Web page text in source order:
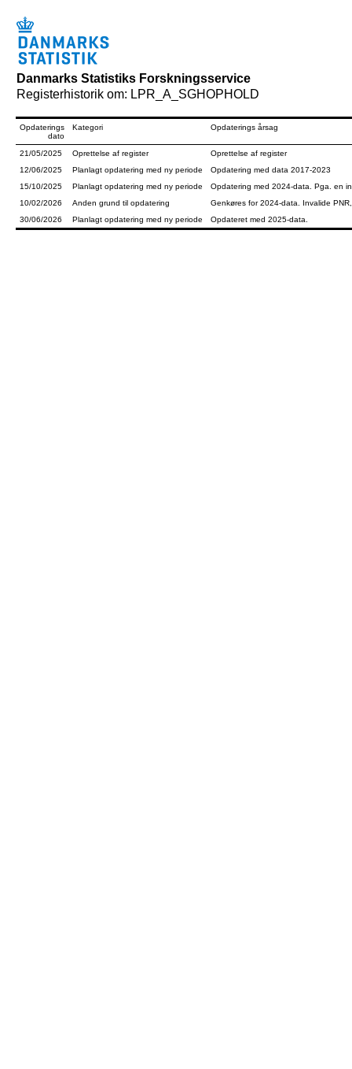
Danmarks Statistiks Forskningsservice
Registerhistorik om: LPR_A_SGHOPHOLD
Opdaterings
dato
Kategori Opdaterings årsag
21/05/2025 Oprettelse af register
Oprettelse af register
12/06/2025
Planlagt opdatering med ny periode
Opdatering med data 2017-2023
15/10/2025
Planlagt opdatering med ny periode
Opdatering med 2024-data. Pga. en
10/02/2026
Anden grund til opdatering
Genkøres for 2024-data. Invalide
30/06/2026
Planlagt opdatering med ny periode Opdateret med 2025-data.